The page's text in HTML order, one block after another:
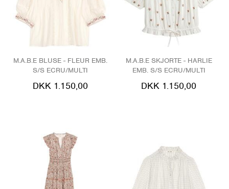
M.A.B.E BLUSE - FLEUR EMB.
S/S ECRU/MULTI
DKK 1.150,00
M.A.B.E SKJORTE - HARLIE
EMB. S/S ECRU/MULTI
DKK 1.150,00